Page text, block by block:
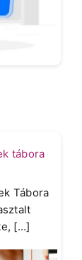
tábora
Tábora
[...]